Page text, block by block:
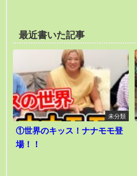
最近書いた記事
未分類
①世界のキッス！ナナモモ登
場！！